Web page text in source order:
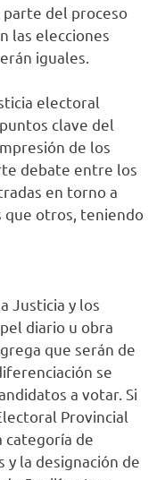
parte del proceso
las elecciones
iguales.
electoral
clave del
de los
debate entre los
en torno a
que otros, teniendo
Justicia y los
diario u obra
que serán de
se
a votar. Si
Provincial
categoría de
y la designación de